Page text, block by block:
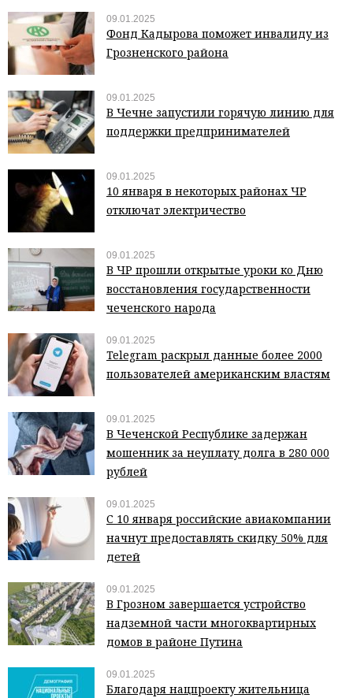
09.01.2025
Фонд Кадырова поможет инвалиду из
Грозненского района
09.01.2025
В Чечне запустили горячую линию для
поддержки предпринимателей
09.01.2025
10 января в некоторых районах ЧР
отключат электричество
09.01.2025
В ЧР прошли открытые уроки ко Дню
восстановления государственности
чеченского народа
09.01.2025
Telegram раскрыл данные более 2000
пользователей американским властям
09.01.2025
В Чеченской Республике задержан
мошенник за неуплату долга в 280 000
рублей
09.01.2025
С 10 января российские авиакомпании
начнут предоставлять скидку 50% для
детей
09.01.2025
В Грозном завершается устройство
надземной части многоквартирных
домов в районе Путина
09.01.2025
Благодаря нацпроекту жительница